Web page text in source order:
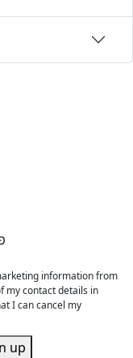
information from
my contact details in
I can cancel my
up